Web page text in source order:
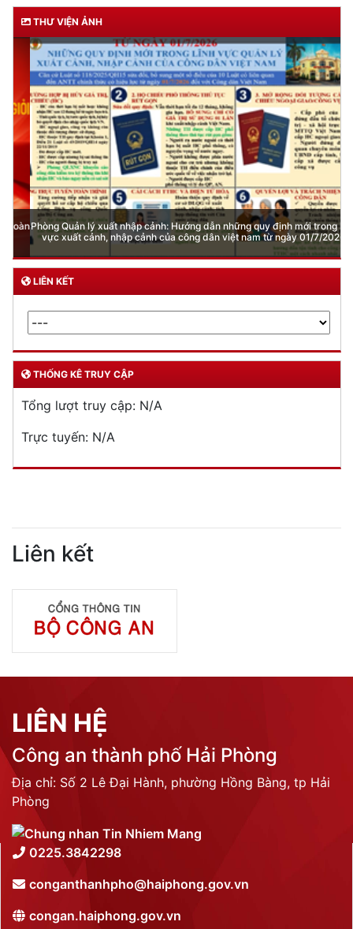
THƯ VIỆN ẢNH
Phòng Quản lý xuất nhập cảnh: Hướng dẫn những quy định mới trong lĩnh
vực xuất cảnh, nhập cảnh của công dân việt nam từ ngày 01/7/2026
LIÊN KẾT
THỐNG KÊ TRUY CẬP
Tổng lượt truy cập: N/A
Trực tuyến: N/A
Liên kết
LIÊN HỆ
Công an thành phố Hải Phòng
Địa chỉ: Số 2 Lê Đại Hành, phường Hồng Bàng, tp Hải
Phòng
0225.3842298
conganthanhpho@haiphong.gov.vn
congan.haiphong.gov.vn